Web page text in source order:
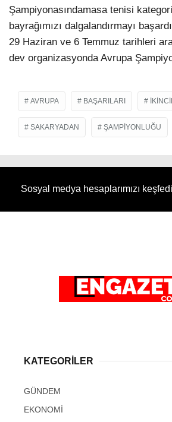
Şampiyonasındamasa tenisi
bayrağımızı dalgalandırmayı
29 Haziran ve 6 Temmuz tarihleri
dev organizasyonda Avrupa
AVRUPA BAŞARILARI
SAKARYADAN ŞAMPIYONLUĞU
Sosyal medya hesaplarımızı
KATEGORİLER
GÜNDEM
EKONOMİ